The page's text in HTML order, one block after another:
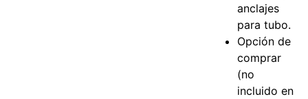
anclajes
para tubo.
Opción de
comprar
(no
incluido en